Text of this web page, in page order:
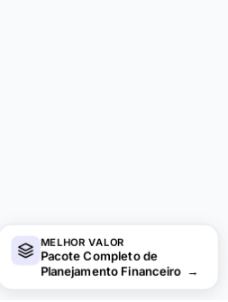
MELHOR VALOR
Pacote Completo de
Planejamento Financeiro →